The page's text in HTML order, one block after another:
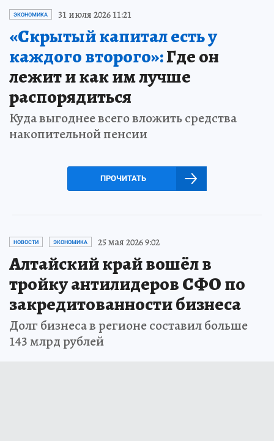
ЭКОНОМИКА 31 июля 2026 11:21
«Скрытый капитал есть у
каждого второго»:Где он
лежит и как им лучше
распорядиться
Куда выгоднее всего вложить средства
накопительной пенсии
ПРОЧИТАТЬ
НОВОСТИ ЭКОНОМИКА 25 мая 2026 9:02
Алтайский край вошёл в
тройку антилидеров СФО по
закредитованности бизнеса
Долг бизнеса в регионе составил больше
143 млрд рублей